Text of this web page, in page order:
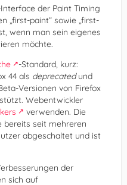
der Paint Timing
„first-paint“ sowie „first-
wenn man sein eigenes
möchte.
-Standard, kurz:
44 als deprecatedund
Versionen von Firefox
Webentwickler
verwenden. Die
bereits seit mehreren
abgeschaltet und ist
der
sich auf